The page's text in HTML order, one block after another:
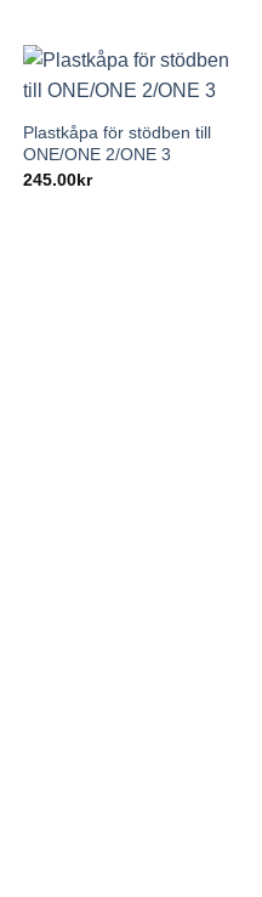
+
Plastkåpa för stödben till
ONE/ONE 2/ONE 3
245.00kr